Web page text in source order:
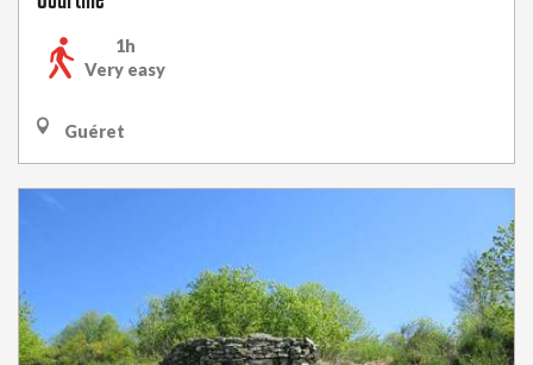
1h
Very easy
Guéret